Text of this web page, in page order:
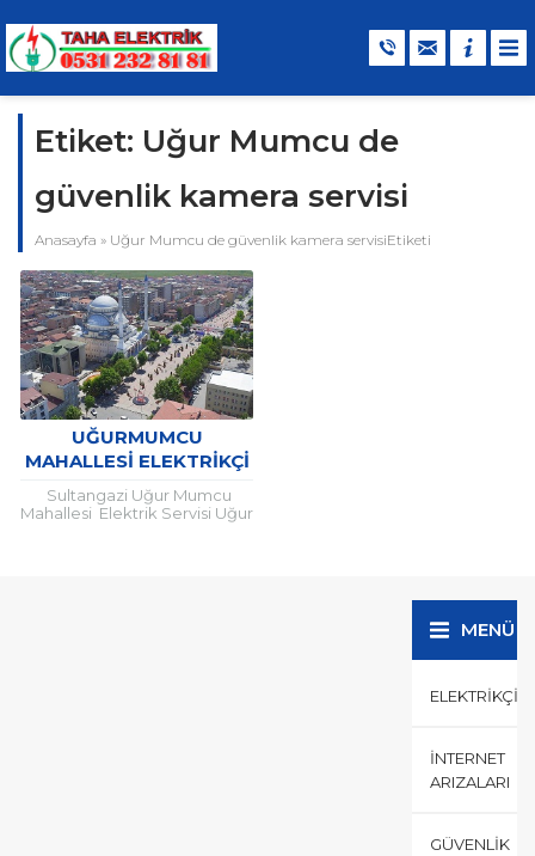
Etiket: Uğur Mumcu de
güvenlik kamera servisi
Anasayfa » Uğur Mumcu de güvenlik kamera servisiEtiketi
UĞURMUMCU
MAHALLESI ELEKTRIKÇI
Sultangazi Uğur Mumcu
Mahallesi Elektrik Servisi Uğur
MENÜ
ELEKTRIKÇI
İNTERNET
ARIZALARI
GÜVENLIK